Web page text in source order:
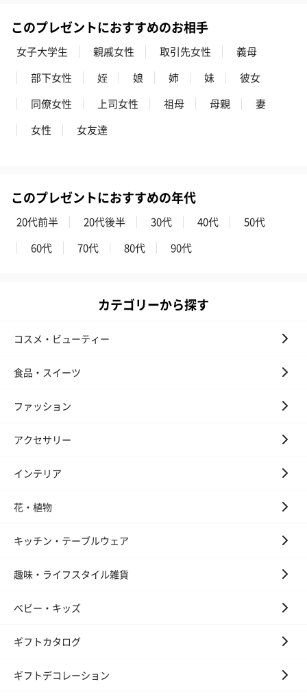
このプレゼントにおすすめのお相手
女子大学生 親戚女性 取引先女性
義母
部下女性
姪 娘 姉 妹
彼女
同僚女性
上司女性 祖母 母親
妻
女性
女友達
このプレゼントにおすすめの年代
20代前半 20代後半 30代 40代
50代
60代
70代 80代 90代
カテゴリーから探す
コスメ・ビューティー
食品・スイーツ
ファッション
アクセサリー
インテリア
花・植物
キッチン・テーブルウェア
趣味・ライフスタイル雑貨
ベビー・キッズ
ギフトカタログ
ギフトデコレーション